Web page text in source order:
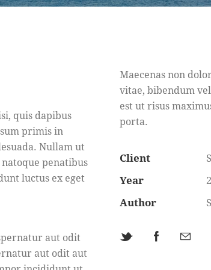
quis dapibus
primis in
Nullam ut
penatibus
luctus ex eget
aut odit
aut odit aut
Maecenas non
vitae, bibendum
est ut risus
porta.
Client
Year
Author